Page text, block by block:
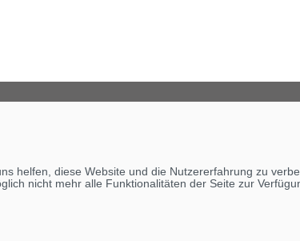
helfen, diese Website und die Nutzererfahrung zu
nicht mehr alle Funktionalitäten der Seite zur